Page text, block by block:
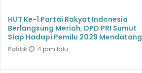
HUT Ke-1 Partai Rakyat Indonesia
Berlangsung Meriah, DPD PRI Sumut
Siap Hadapi Pemilu 2029 Mendatang
Politik 4 jam lalu